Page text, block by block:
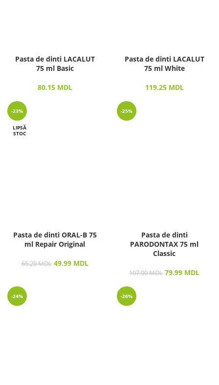
Pasta de dinti LACALUT
75 ml Basic
80.15 MDL
Pasta de dinti LACALUT
75 ml White
119.25 MDL
-23%
LIPSĂ
STOC
Pasta de dinti ORAL-B 75
ml Repair Original
65.20MDL 49.99 MDL
-25%
Pasta de dinti
PARODONTAX 75 ml
Classic
107.00MDL 79.99 MDL
-24% -26%